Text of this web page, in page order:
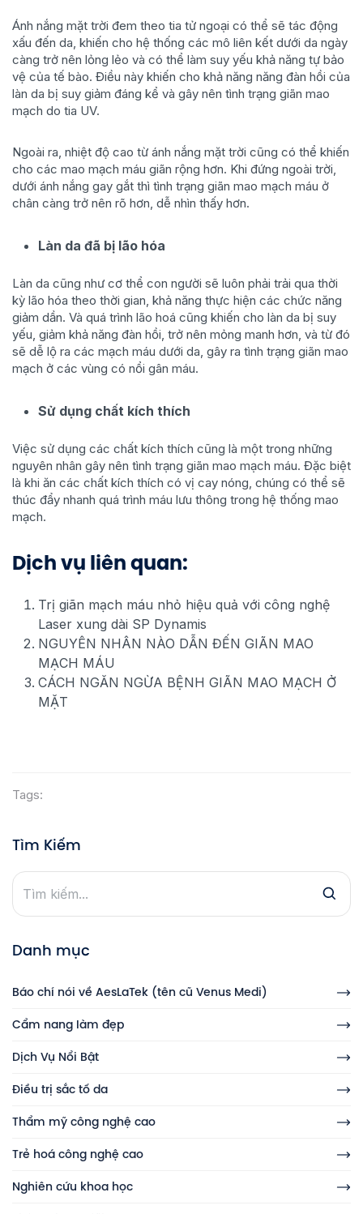
Ánh nắng mặt trời đem theo tia tử ngoại có thể sẽ tác động
xấu đến da, khiến cho hệ thống các mô liên kết dưới da ngày
càng trở nên lỏng lẻo và có thể làm suy yếu khả năng tự bảo
vệ của tế bào. Điều này khiến cho khả năng năng đàn hồi của
làn da bị suy giảm đáng kể và gây nên tình trạng giãn mao
mạch do tia UV.
Ngoài ra, nhiệt độ cao từ ánh nắng mặt trời cũng có thể khiến
cho các mao mạch máu giãn rộng hơn. Khi đứng ngoài trời,
dưới ánh nắng gay gắt thì tình trạng giãn mao mạch máu ở
chân càng trở nên rõ hơn, dễ nhìn thấy hơn.
Làn da đã bị lão hóa
Làn da cũng như cơ thể con người sẽ luôn phải trải qua thời
kỳ lão hóa theo thời gian, khả năng thực hiện các chức năng
giảm dần. Và quá trình lão hoá cũng khiến cho làn da bị suy
yếu, giảm khả năng đàn hồi, trở nên mỏng manh hơn, và từ đó
sẽ dễ lộ ra các mạch máu dưới da, gây ra tình trạng giãn mao
mạch ở các vùng có nổi gân máu.
Sử dụng chất kích thích
Việc sử dụng các chất kích thích cũng là một trong những
nguyên nhân gây nên tình trạng giãn mao mạch máu. Đặc biệt
là khi ăn các chất kích thích có vị cay nóng, chúng có thể sẽ
thúc đẩy nhanh quá trình máu lưu thông trong hệ thống mao
mạch.
Dịch vụ liên quan:
Trị giãn mạch máu nhỏ hiệu quả với công nghệ
Laser xung dài SP Dynamis
NGUYÊN NHÂN NÀO DẪN ĐẾN GIÃN MAO
MẠCH MÁU
CÁCH NGĂN NGỪA BỆNH GIÃN MAO MẠCH Ở
MẶT
Tags:
Tìm Kiếm
Danh mục
Báo chí nói về AesLaTek (tên cũ Venus Medi)
Cẩm nang làm đẹp
Dịch Vụ Nổi Bật
Điều trị sắc tố da
Thẩm mỹ công nghệ cao
Trẻ hoá công nghệ cao
Nghiên cứu khoa học